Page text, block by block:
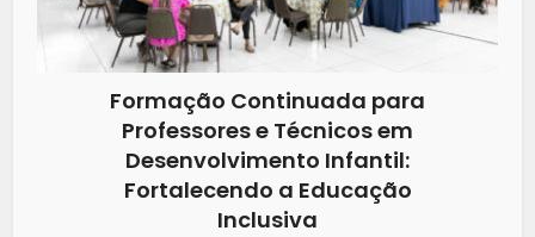
Formação Continuada para
Professores e Técnicos em
Desenvolvimento Infantil:
Fortalecendo a Educação
Inclusiva